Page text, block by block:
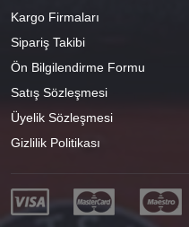
Kargo Firmaları
Sipariş Takibi
Ön Bilgilendirme Formu
Satış Sözleşmesi
Üyelik Sözleşmesi
Gizlilik Politikası